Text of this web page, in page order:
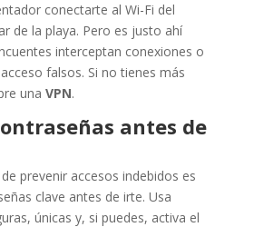
conectarte al Wi-Fi del
de la playa. Pero es justo ahí
interceptan conexiones o
falsos. Si no tienes más
una VPN.
antes de
prevenir accesos indebidos es
clave antes de irte. Usa
únicas y, si puedes, activa el